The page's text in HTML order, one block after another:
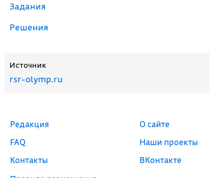
Задания
Решения
Источник
rsr-olymp.ru
Редакция
FAQ
Контакты
О сайте
Наши проекты
ВКонтакте